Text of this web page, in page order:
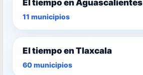
El tiempo en Aguascalientes
11 municipios
El tiempo en Tlaxcala
60 municipios